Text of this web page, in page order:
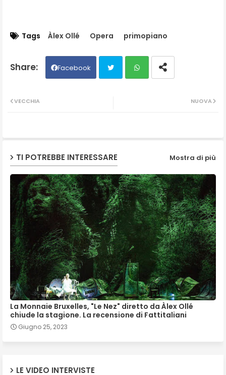
Tags Àlex Ollé Opera primopiano
Facebook
NUOVA
VECCHIA
TI POTREBBE INTERESSARE Mostra di più
La Monnaie Bruxelles, "Le Nez" diretto da Àlex Ollé
chiude la stagione. La recensione di Fattitaliani
Giugno 25, 2023
LE VIDEO INTERVISTE